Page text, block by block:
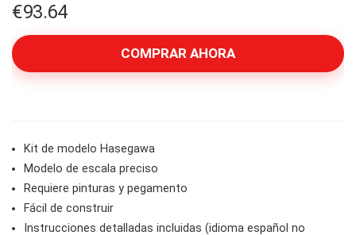
€93.64
COMPRAR AHORA
Kit de modelo Hasegawa
Modelo de escala preciso
Requiere pinturas y pegamento
Fácil de construir
Instrucciones detalladas incluidas (idioma español no